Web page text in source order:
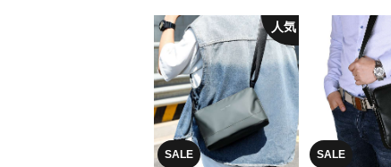
SALE
人気
SALE